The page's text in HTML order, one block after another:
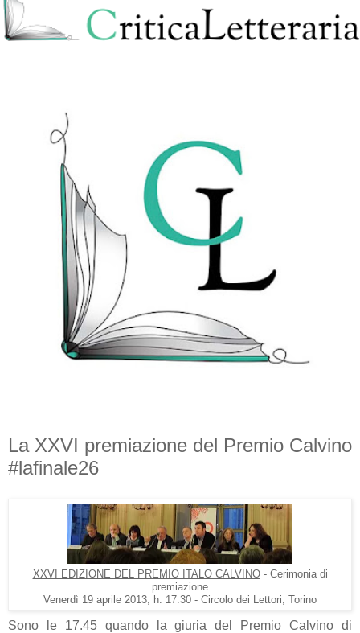
La XXVI premiazione del Premio Calvino
#lafinale26
XXVI EDIZIONE DEL PREMIO ITALO CALVINO- Cerimonia di
premiazione
Venerdì 19 aprile 2013, h. 17.30 - Circolo dei Lettori, Torino
Sono le 17.45 quando la giuria del Premio Calvino di